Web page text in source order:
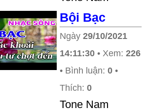
Bội Bạc
Ngày 29/10/2021
14:11:30 • Xem: 226
• Bình luận: 0 •
Thích: 0
Tone Nam